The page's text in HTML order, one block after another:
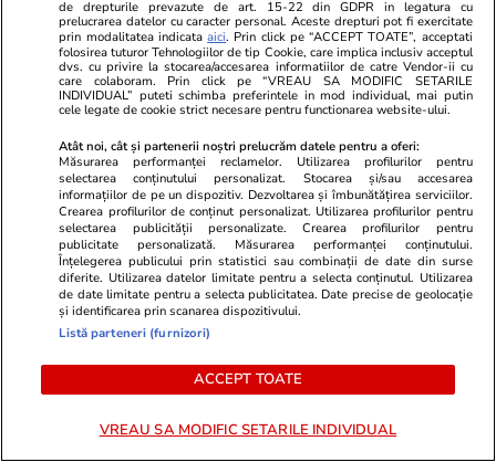
Vacanțe și Cultură 22:09
Compania aeriană Qantas, zbor
record de 19 ore din Franța în
Australia. Ce pățește corpul tău
când stai aproape o zi întreagă în
aer
Horoscop
Horoscop
încep o
relația cu
fondul unui
Horoscop 26 iulie 2026. Racii
de drepturile prevazute de art. 15-22 din GDPR in legatura cu
prelucrarea datelor cu caracter personal. Aceste drepturi pot fi exercitate
prin modalitatea indicataaici. Prin click pe “ACCEPT TOATE”, acceptati
folosirea tuturor Tehnologiilor de tip Cookie, care implica inclusiv acceptul
dvs. cu privire la stocarea/accesarea informatiilor de catre Vendor-ii cu
care colaboram. Prin click pe “VREAU SA MODIFIC SETARILE
INDIVIDUAL” puteti schimba preferintele in mod individual, mai putin
cele legate de cookie strict necesare pentru functionarea website-ului.
Atât noi, cât și partenerii noștri prelucrăm datele pentru a oferi:
Măsurarea performanței reclamelor. Utilizarea profilurilor pentru
selectarea conținutului personalizat. Stocarea și/sau accesarea
informațiilor de pe un dispozitiv. Dezvoltarea și îmbunătățirea serviciilor.
Crearea profilurilor de conținut personalizat. Utilizarea profilurilor pentru
selectarea publicității personalizate. Crearea profilurilor pentru
publicitate personalizată. Măsurarea performanței conținutului.
Înțelegerea publicului prin statistici sau combinații de date din surse
diferite. Utilizarea datelor limitate pentru a selecta conținutul. Utilizarea
de date limitate pentru a selecta publicitatea. Date precise de geolocație
și identificarea prin scanarea dispozitivului.
Listă parteneri (furnizori)
ACCEPT TOATE
VREAU SA MODIFIC SETARILE INDIVIDUAL